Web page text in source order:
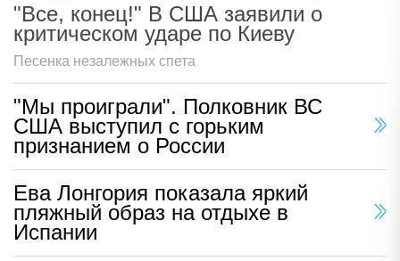
"Все, конец!" В США заявили о
критическом ударе по Киеву
Песенка незалежных спета
"Мы проиграли". Полковник ВС
США выступил с горьким
признанием о России
Ева Лонгория показала яркий
пляжный образ на отдыхе в
Испании